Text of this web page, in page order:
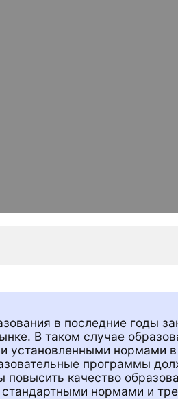
в последние годы
В таком случае
установленными нормами
программы
повысить качество
нормами и